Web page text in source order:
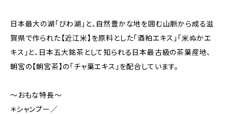
日本最大の湖「びわ湖」と、自然豊かな地を囲む山脈から成る滋
賀県で作られた【近江米】を原料とした「酒粕エキス」「米ぬかエ
キス」と、日本五大銘茶として知られる日本最古級の茶葉産地、
朝宮の【朝宮茶】の「チャ葉エキス」を配合しています。
～おもな特長～
＊シャンプー／